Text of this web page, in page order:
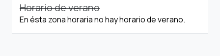
Horario de verano
En ésta zona horaria no hay horario de verano.